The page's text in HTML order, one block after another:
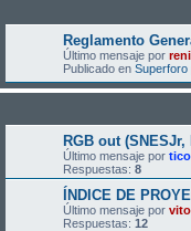
Reglamento
Último mensaje por
Publicado en Superforo
RGB out
Último mensaje por
Respuestas: 8
ÍNDICE DE
Último mensaje por
Respuestas: 12